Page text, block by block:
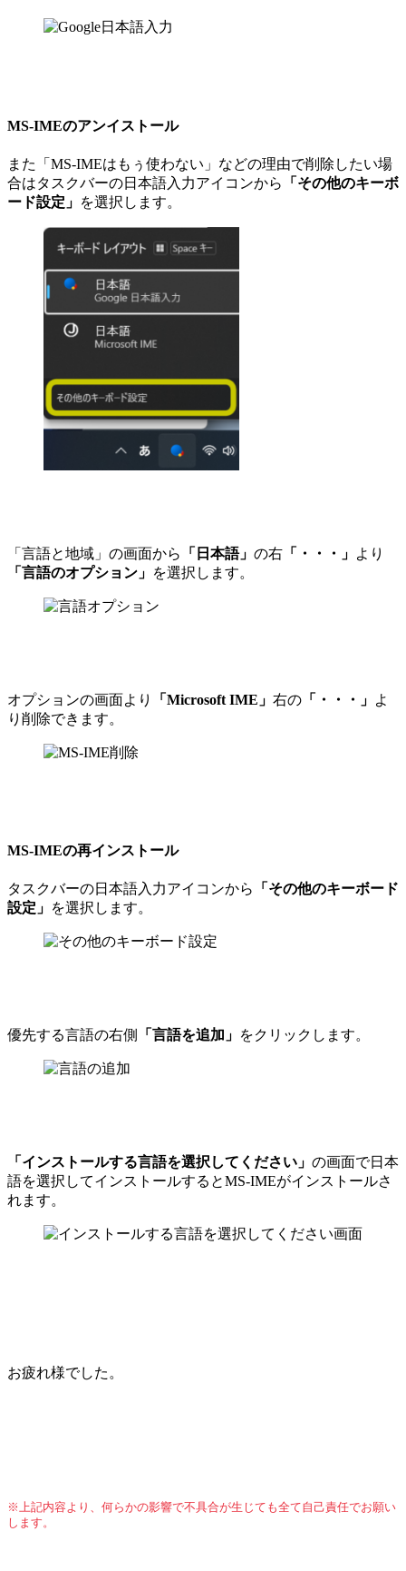
MS-IMEのアンイストール
また「MS-IMEはもぅ使わない」などの理由で削除したい場
合はタスクバーの日本語入力アイコンから
「その他のキーボ
ード設定」 を選択します。
「言語と地域」の画面から 「日本語」 の右 「・・・」 より
「言語のオプション」 を選択します。
オプションの画面より 「Microsoft IME」 右の 「・・・」 よ
り削除できます。
MS-IMEの再インストール
タスクバーの日本語入力アイコンから
「その他のキーボード
設定」 を選択します。
優先する言語の右側 「言語を追加」 をクリックします。
「インストールする言語を選択してください」 の画面で日本
語を選択してインストールするとMS-IMEがインストールさ
れます。
お疲れ様でした。
※上記内容より、何らかの影響で不具合が生じても全て自己責任でお願い
します。